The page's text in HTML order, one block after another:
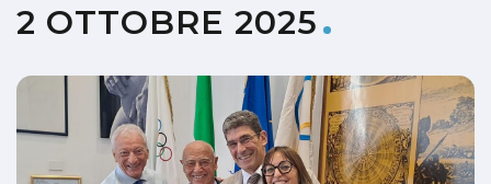
2 OTTOBRE 2025